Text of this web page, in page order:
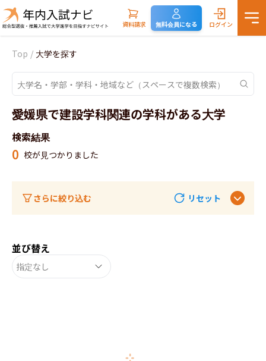
資料請求 無料会員になる ログイン
Top / 大学を探す
愛媛県で建設学科関連の学科がある大学
検索結果
0 校が見つかりました
さらに絞り込む リセット
並び替え
指定なし